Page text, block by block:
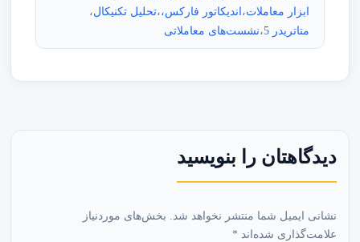
ابزار معاملات،اندیکاتور فارکس،،تحلیل تکنیکال،
متاتریدر 5 ،نشست‌های معاملاتی
دیدگاهتان را بنویسید
نشانی ایمیل شما منتشر نخواهد شد. بخش‌های موردنیاز
علامت‌گذاری شده‌اند *